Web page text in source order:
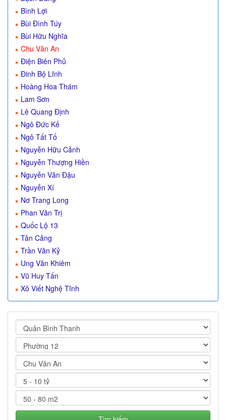
Bình Lợi
Bùi Đình Túy
Bùi Hữu Nghĩa
Chu Văn An
Điện Biên Phủ
Đinh Bộ Lĩnh
Hoàng Hoa Thám
Lam Sơn
Lê Quang Định
Ngô Đức Kế
Ngô Tất Tố
Nguyễn Hữu Cảnh
Nguyễn Thượng Hiền
Nguyễn Văn Đậu
Nguyễn Xí
Nơ Trang Long
Phan Văn Trị
Quốc Lộ 13
Tân Cảng
Trần Văn Kỷ
Ung Văn Khiêm
Vũ Huy Tấn
Xô Viết Nghệ Tĩnh